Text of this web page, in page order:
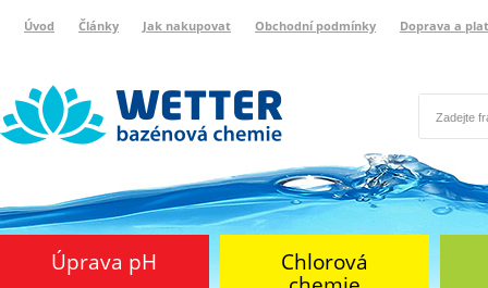
Úvod Články Jak nakupovat Obchodní podmínky Doprava a
Úprava pH
Chlorová